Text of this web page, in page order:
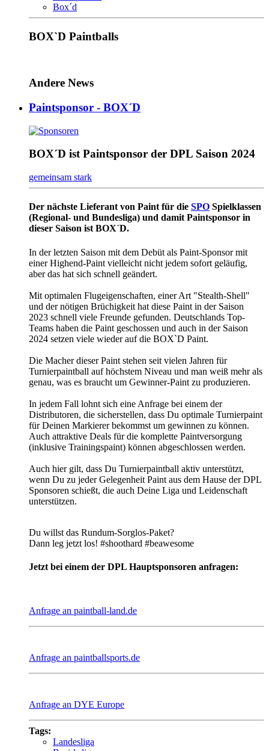
Box´d
BOX`D Paintballs
Andere News
Paintsponsor - BOX´D
BOX´D ist Paintsponsor der DPL Saison 2024
gemeinsam stark
Der nächste Lieferant von Paint für die SPO Spielklassen
(Regional- und Bundesliga) und damit Paintsponsor in
dieser Saison ist BOX´D.
In der letzten Saison mit dem Debüt als Paint-Sponsor mit
einer Highend-Paint vielleicht nicht jedem sofort geläufig,
aber das hat sich schnell geändert.
Mit optimalen Flugeigenschaften, einer Art "Stealth-Shell"
und der nötigen Brüchigkeit hat diese Paint in der Saison
2023 schnell viele Freunde gefunden. Deutschlands Top-
Teams haben die Paint geschossen und auch in der Saison
2024 setzen viele wieder auf die BOX`D Paint.
Die Macher dieser Paint stehen seit vielen Jahren für
Turnierpaintball auf höchstem Niveau und man weiß mehr als
genau, was es braucht um Gewinner-Paint zu produzieren.
In jedem Fall lohnt sich eine Anfrage bei einem der
Distributoren, die sicherstellen, dass Du optimale Turnierpaint
für Deinen Markierer bekommst um gewinnen zu können.
Auch attraktive Deals für die komplette Paintversorgung
(inklusive Trainingspaint) können abgeschlossen werden.
Auch hier gilt, dass Du Turnierpaintball aktiv unterstützt,
wenn Du zu jeder Gelegenheit Paint aus dem Hause der DPL
Sponsoren schießt, die auch Deine Liga und Leidenschaft
unterstützen.
Du willst das Rundum-Sorglos-Paket?
Dann leg jetzt los! #shoothard #beawesome
Jetzt bei einem der DPL Hauptsponsoren anfragen:
Anfrage an paintball-land.de
Anfrage an paintballsports.de
Anfrage an DYE Europe
Tags:
Landesliga